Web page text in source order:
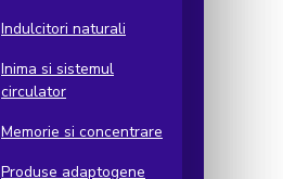
Indulcitori naturali
Inima si sistemul
circulator
Memorie si concentrare
Produse adaptogene